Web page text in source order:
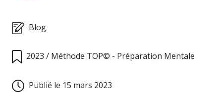
Blog
2023 / Méthode TOP© - Préparation Mentale
Publié le 15 mars 2023